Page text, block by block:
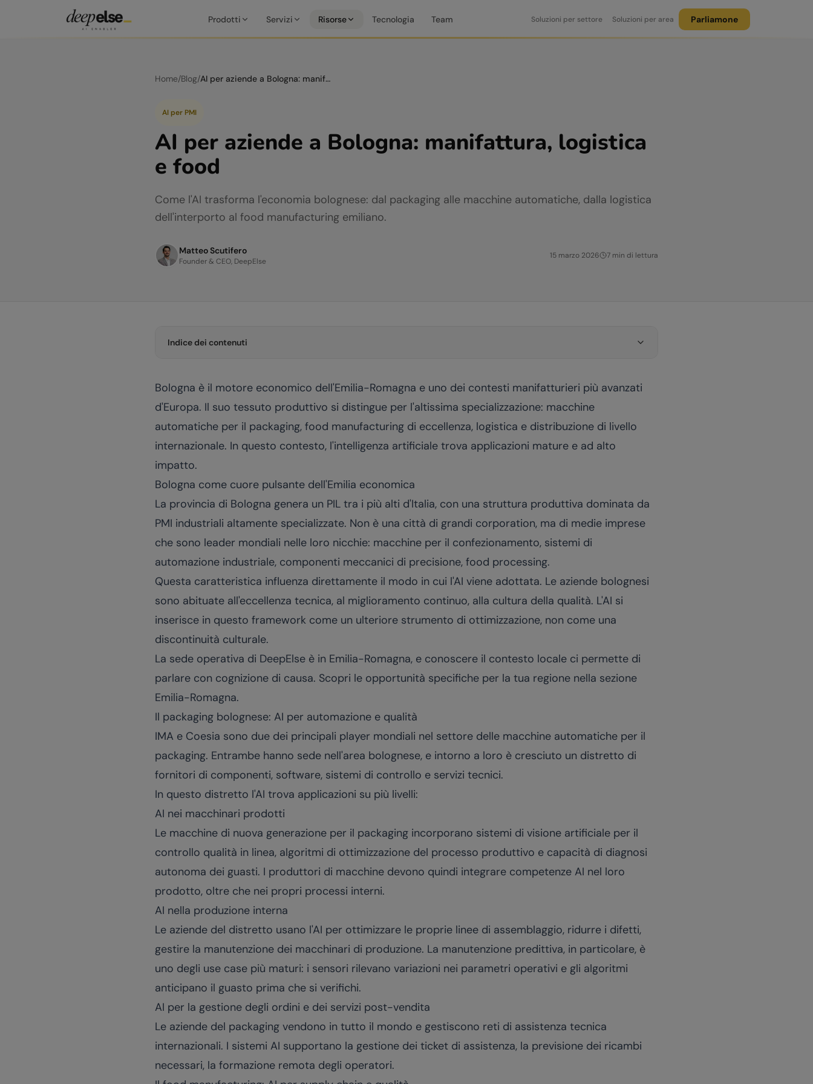
Prodotti Servizi Risorse Tecnologia Team Soluzioni per settore Soluzioni per area Parliamone
Home/Blog/ AI per aziende a Bologna: manifattura, logistica e food
AI per PMI
AI per aziende a Bologna: manifattura, logistica
e food
Come l'AI trasforma l'economia bolognese: dal packaging alle macchine automatiche, dalla logistica
dell'interporto al food manufacturing emiliano.
Matteo Scutifero
Founder & CEO, DeepElse
15 marzo 2026 7 min di lettura
Indice dei contenuti
Bologna è il motore economico dell'Emilia-Romagna e uno dei contesti manifatturieri più avanzati
d'Europa. Il suo tessuto produttivo si distingue per l'altissima specializzazione: macchine
automatiche per il packaging, food manufacturing di eccellenza, logistica e distribuzione di livello
internazionale. In questo contesto, l'intelligenza artificiale trova applicazioni mature e ad alto
impatto.
Bologna come cuore pulsante dell'Emilia economica
La provincia di Bologna genera un PIL tra i più alti d'Italia, con una struttura produttiva dominata da
PMI industriali altamente specializzate. Non è una città di grandi corporation, ma di medie imprese
che sono leader mondiali nelle loro nicchie: macchine per il confezionamento, sistemi di
automazione industriale, componenti meccanici di precisione, food processing.
Questa caratteristica influenza direttamente il modo in cui l'AI viene adottata. Le aziende bolognesi
sono abituate all'eccellenza tecnica, al miglioramento continuo, alla cultura della qualità. L'AI si
inserisce in questo framework come un ulteriore strumento di ottimizzazione, non come una
discontinuità culturale.
La sede operativa di DeepElse è in Emilia-Romagna, e conoscere il contesto locale ci permette di
parlare con cognizione di causa. Scopri le opportunità specifiche per la tua regione nella sezione
Emilia-Romagna.
Il packaging bolognese: AI per automazione e qualità
IMA e Coesia sono due dei principali player mondiali nel settore delle macchine automatiche per il
packaging. Entrambe hanno sede nell'area bolognese, e intorno a loro è cresciuto un distretto di
fornitori di componenti, software, sistemi di controllo e servizi tecnici.
In questo distretto l'AI trova applicazioni su più livelli:
AI nei macchinari prodotti
Le macchine di nuova generazione per il packaging incorporano sistemi di visione artificiale per il
controllo qualità in linea, algoritmi di ottimizzazione del processo produttivo e capacità di diagnosi
autonoma dei guasti. I produttori di macchine devono quindi integrare competenze AI nel loro
prodotto, oltre che nei propri processi interni.
AI nella produzione interna
Le aziende del distretto usano l'AI per ottimizzare le proprie linee di assemblaggio, ridurre i difetti,
gestire la manutenzione dei macchinari di produzione. La manutenzione predittiva, in particolare, è
uno degli use case più maturi: i sensori rilevano variazioni nei parametri operativi e gli algoritmi
anticipano il guasto prima che si verifichi.
AI per la gestione degli ordini e dei servizi post-vendita
Le aziende del packaging vendono in tutto il mondo e gestiscono reti di assistenza tecnica
internazionali. I sistemi AI supportano la gestione dei ticket di assistenza, la previsione dei ricambi
necessari, la formazione remota degli operatori.